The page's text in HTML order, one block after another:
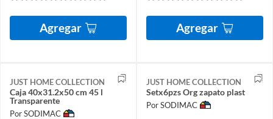
Agregar Agregar
JUST HOME COLLECTION
Caja 40x31.2x50 cm 45 l
Transparente
Por SODIMAC
JUST HOME COLLECTION
Setx6pzs Org zapato plast
Por SODIMAC